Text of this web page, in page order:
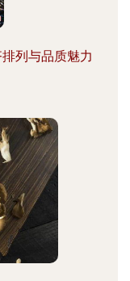
列与品质魅力